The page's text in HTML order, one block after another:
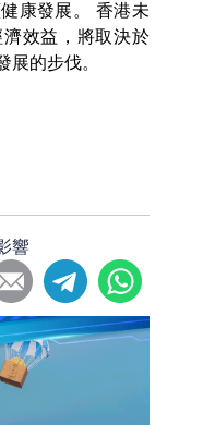
康發展。 香港未
效益，將取決於
的步伐。
響